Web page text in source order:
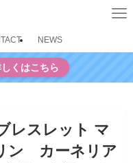
NEWS
くはこちら
レスレット マ
カーネリア